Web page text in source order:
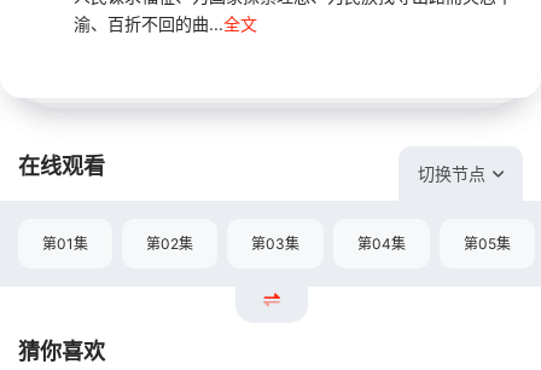
渝、百折不回的曲...全文
在线观看 切换节点
第01集 第02集 第03集 第04集 第05集
猜你喜欢